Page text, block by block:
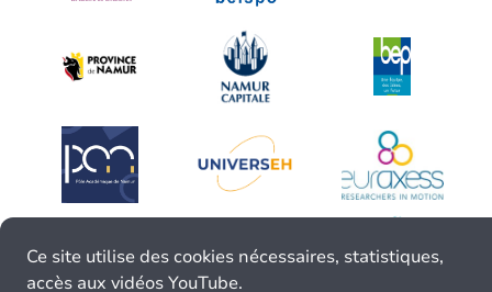
Ce site utilise des cookies nécessaires, statistiques,
accès aux vidéos YouTube.